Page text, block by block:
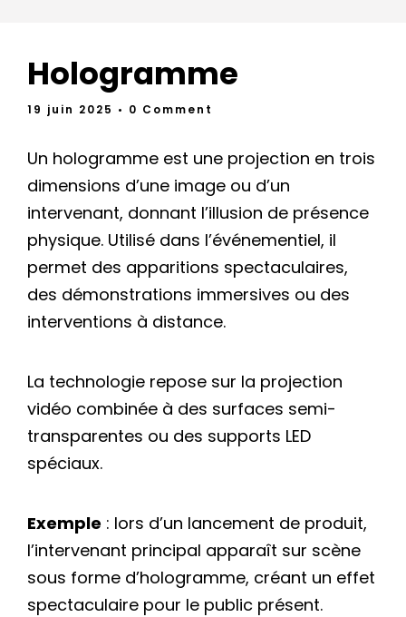
Hologramme
19 juin 2025 • 0 Comment
Un hologramme est une projection en trois
dimensions d’une image ou d’un
intervenant, donnant l’illusion de présence
physique. Utilisé dans l’événementiel, il
permet des apparitions spectaculaires,
des démonstrations immersives ou des
interventions à distance.
La technologie repose sur la projection
vidéo combinée à des surfaces semi-
transparentes ou des supports LED
spéciaux.
Exemple : lors d’un lancement de produit,
l’intervenant principal apparaît sur scène
sous forme d’hologramme, créant un effet
spectaculaire pour le public présent.